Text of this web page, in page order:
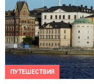
ПУТЕШЕСТВИЯ